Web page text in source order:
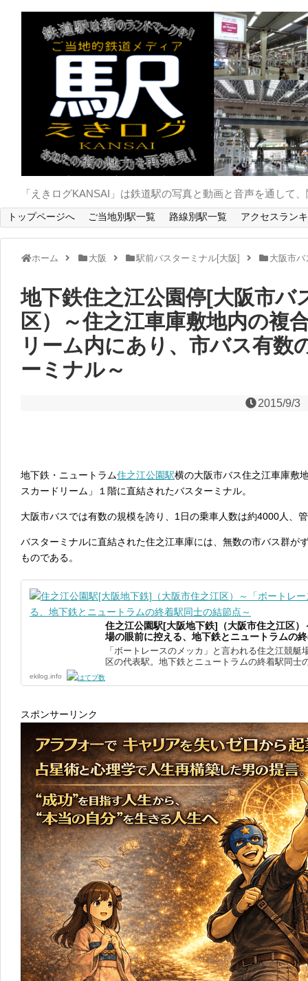
「えきログKANSAI」は鉄道駅の写真と動画と音声を通して
トップページへ ご当地別駅一覧 路線別駅一覧 アクセスラン
ホーム 大阪 駅前バスターミナル[大阪] 大阪市
地下鉄住之江公園停[大阪市バ
区）～住之江車庫敷地内の複
リーム内にあり、市バス有数
ーミナル～
2015/9/3
地下鉄・ニュートラム住之江公園駅横の大阪市バス住之江車庫敷
スカードリーム」１階に直結されたバスターミナル。
大阪市バスでは有数の規模を誇り、1日の乗車人数は約4000人、
バスターミナルに直結された住之江車庫には、無数の市バス群が
ものである。
住之江公園駅[大阪地下鉄]（大阪市住之江区
場の眼前に控える、地下鉄とニュートラムの
「ボートレースのメッカ」と言われる住之江競
区の代表駅。地下鉄とニュートラムの終着駅同士
ekilog.info
スポンサーリンク